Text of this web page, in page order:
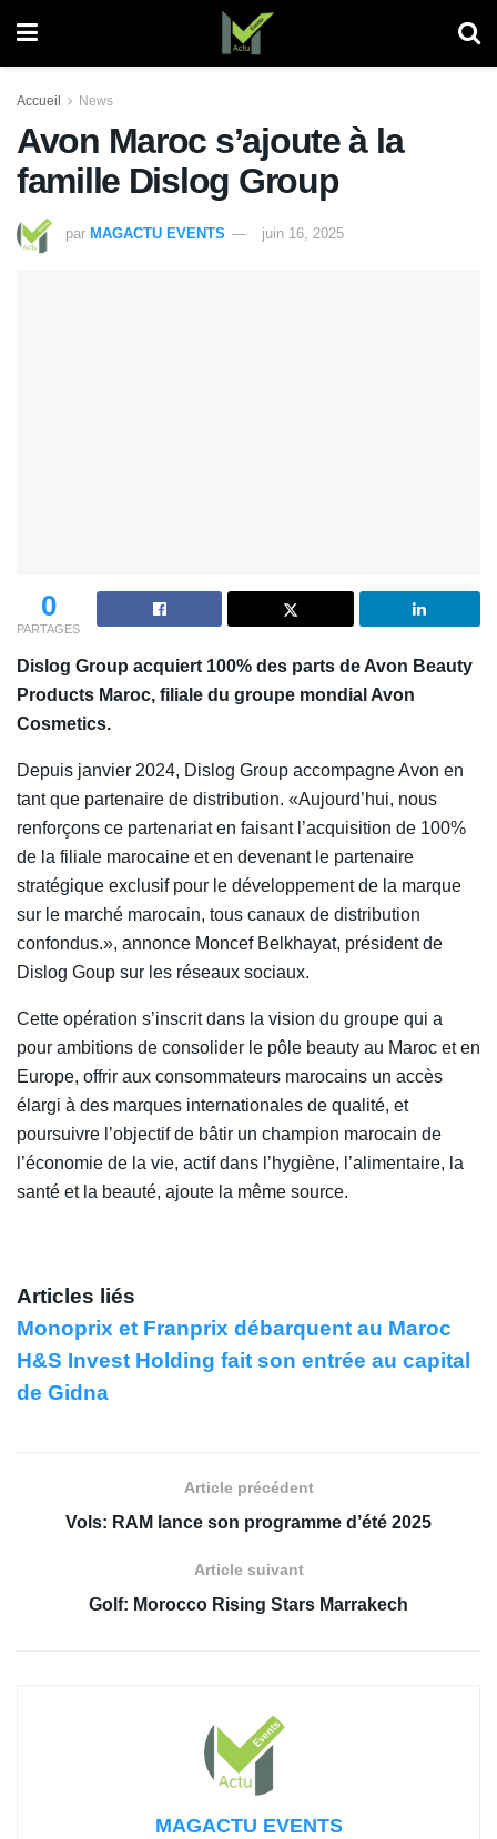
Accueil News
Avon Maroc s’ajoute à la
famille Dislog Group
par MAGACTU EVENTS juin 16, 2025
0
PARTAGES
Dislog Group acquiert 100% des parts de Avon Beauty
Products Maroc, filiale du groupe mondial Avon
Cosmetics.
Depuis janvier 2024, Dislog Group accompagne Avon en
tant que partenaire de distribution. «Aujourd’hui, nous
renforçons ce partenariat en faisant l’acquisition de 100%
de la filiale marocaine et en devenant le partenaire
stratégique exclusif pour le développement de la marque
sur le marché marocain, tous canaux de distribution
confondus.», annonce Moncef Belkhayat, président de
Dislog Goup sur les réseaux sociaux.
Cette opération s’inscrit dans la vision du groupe qui a
pour ambitions de consolider le pôle beauty au Maroc et en
Europe, offrir aux consommateurs marocains un accès
élargi à des marques internationales de qualité, et
poursuivre l’objectif de bâtir un champion marocain de
l’économie de la vie, actif dans l’hygiène, l’alimentaire, la
santé et la beauté, ajoute la même source.
Articles liés
Monoprix et Franprix débarquent au Maroc
H&S Invest Holding fait son entrée au capital
de Gidna
Article précédent
Vols: RAM lance son programme d’été 2025
Article suivant
Golf: Morocco Rising Stars Marrakech
MAGACTU EVENTS